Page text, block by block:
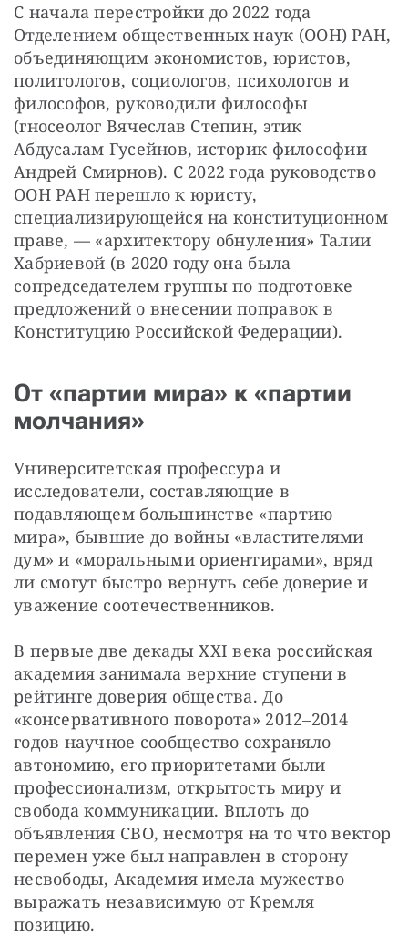
С начала перестройки до 2022 года
Отделением общественных наук (ООН) РАН,
объединяющим экономистов, юристов,
политологов, социологов, психологов и
философов, руководили философы
(гносеолог Вячеслав Степин, этик
Абдусалам Гусейнов, историк философии
Андрей Смирнов). С 2022 года руководство
ООН РАН перешло к юристу,
специализирующейся на конституционном
праве, — «архитектору обнуления» Талии
Хабриевой (в 2020 году она была
сопредседателем группы по подготовке
предложений о внесении поправок в
Конституцию Российской Федерации).
От «партии мира» к «партии
молчания»
Университетская профессура и
исследователи, составляющие в
подавляющем большинстве «партию
мира», бывшие до войны «властителями
дум» и «моральными ориентирами», вряд
ли смогут быстро вернуть себе доверие и
уважение соотечественников.
В первые две декады XXI века российская
академия занимала верхние ступени в
рейтинге доверия общества. До
«консервативного поворота» 2012‒2014
годов научное сообщество сохраняло
автономию, его приоритетами были
профессионализм, открытость миру и
свобода коммуникации. Вплоть до
объявления СВО, несмотря на то что вектор
перемен уже был направлен в сторону
несвободы, Академия имела мужество
выражать независимую от Кремля
позицию.